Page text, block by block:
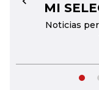
MI
Noticias
←